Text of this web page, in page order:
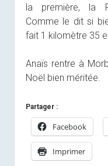
la première, la
Comme le dit si
fait 1 kilomètre 35
Anaïs rentre à
Noël bien méritée.
Partager :
Facebook
Imprimer